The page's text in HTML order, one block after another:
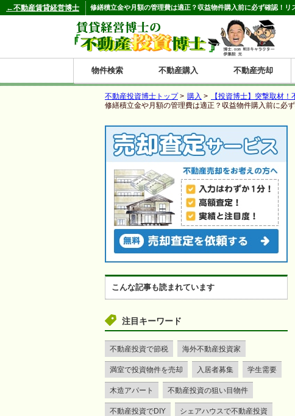
修繕積立金や月額の管理費は適正？収益物件購入前に必ず確認！
物件検索
都道府県別の収益物件一覧
青森
秋田
岩手
宮城
山形
福島
東京
埼玉
神奈川
千葉
茨城
栃木
群馬
州・
新潟
富山
石川
福井
長野
山梨
静岡
愛知
岐阜
三重
大阪
兵庫
京都
滋賀
奈良
和歌山
国・
鳥取
岡山
島根
広島
山口
香川
徳島
愛媛
高知
福岡
佐賀
長崎
熊本
大分
宮崎
鹿児島
沖縄
不動産購入 不動産売却
←不動産賃貸経営博士
不動産投資博士トップ> 購入 > 【投資博士】突撃取材
修繕積立金や月額の管理費は適正？収益物件購入前に必
こんな記事も読まれています
注目キーワード
不動産投資で節税 海外不動産投資家
満室で投資物件を売却 入居者募集 学生需要
木造アパート 不動産投資の狙い目物件
不動産投資でDIY シェアハウスで不動産投資